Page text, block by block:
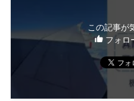
この記事が
フォロ